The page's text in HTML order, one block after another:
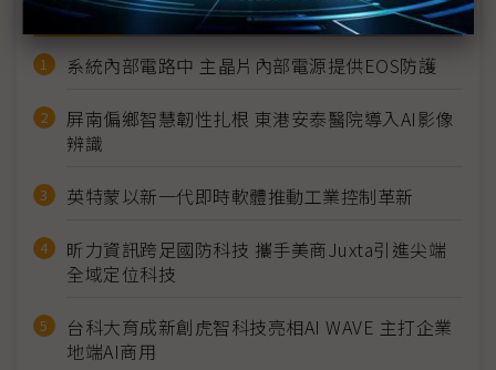
商情焦點
系統內部電路中 主晶片內部電源提供EOS防護
屏南偏鄉智慧韌性扎根 東港安泰醫院導入AI影像
辨識
英特蒙以新一代即時軟體推動工業控制革新
昕力資訊跨足國防科技 攜手美商Juxta引進尖端
全域定位科技
台科大育成新創虎智科技亮相AI WAVE 主打企業
地端AI商用